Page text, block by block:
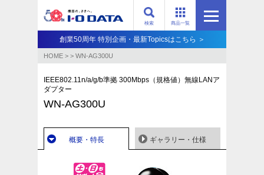
商品一覧
検索
創業50周年 特別企画・最新Topicsはこちら ＞
HOME > > WN-AG300U
IEEE802.11n/a/g/b準拠 300Mbps（規格値）無線LANア
ダプター
WN-AG300U
概要・特長 ギャラリー・仕様